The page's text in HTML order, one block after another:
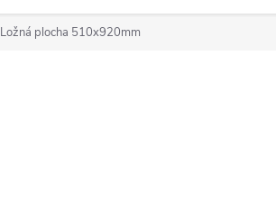
Ložná plocha 510x920mm